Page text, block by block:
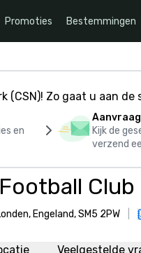
Promoties Bestemmingen
(CSN)! Zo gaat u aan de
en
Kijk de
verzend
Club
Engeland, SM5 2PW
Veelgestelde